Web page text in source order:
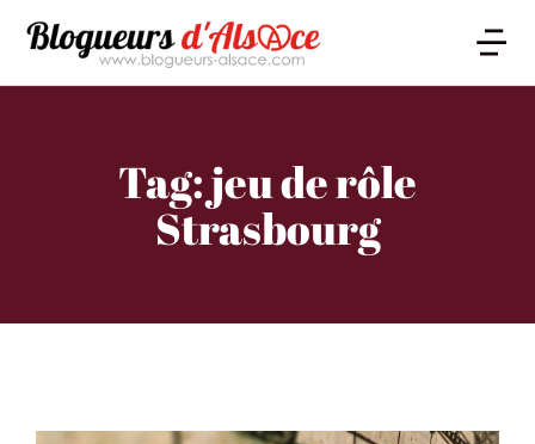
Tag: jeu de rôle
Strasbourg